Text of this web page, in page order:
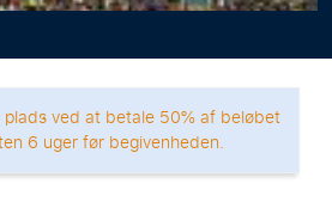
plads ved at betale 50% af beløbet
6 uger før begivenheden.